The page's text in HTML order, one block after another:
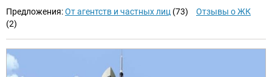
Предложения:От агентств и частных лиц (73)
Отзывы о ЖК
(2)